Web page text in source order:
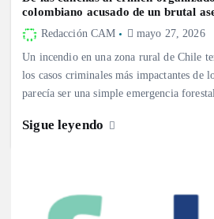
colombiano acusado de un brutal
Redacción CAM mayo 27, 2026
Un incendio en una zona rural de Chile
los casos criminales más impactantes de
parecía ser una simple emergencia
Sigue leyendo